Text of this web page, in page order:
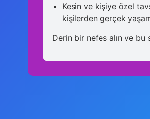
Kesin ve kişiye özel
kişilerden gerçek
Derin bir nefes alın ve bu